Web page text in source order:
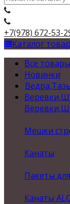
+7(978) 672-53-
Каталог
Все товары
Новинки
Мешки
Канаты
Пакеты
Канаты